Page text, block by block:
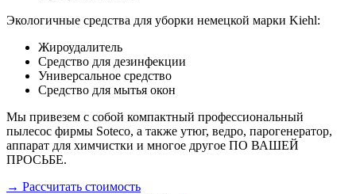
Экологичные средства для уборки немецкой марки Kiehl:
Жироудалитель
Средство для дезинфекции
Универсальное средство
Средство для мытья окон
Мы привезем с собой компактный профессиональный
пылесос фирмы Soteco, а также утюг, ведро, парогенератор,
аппарат для химчистки и многое другое ПО ВАШЕЙ
ПРОСЬБЕ.
→ Рассчитать стоимость